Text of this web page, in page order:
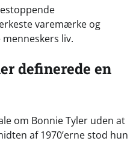
varemærke og
liv.
definerede en
om Bonnie Tyler uden at
af 1970’erne stod hun